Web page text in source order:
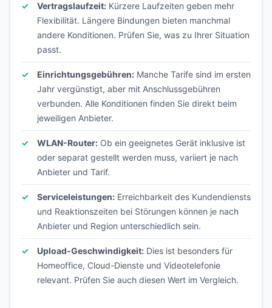
Vertragslaufzeit: Kürzere Laufzeiten geben mehr
Flexibilität. Längere Bindungen bieten manchmal
andere Konditionen. Prüfen Sie, was zu Ihrer Situation
passt.
Einrichtungsgebühren: Manche Tarife sind im ersten
Jahr vergünstigt, aber mit Anschlussgebühren
verbunden. Alle Konditionen finden Sie direkt beim
jeweiligen Anbieter.
WLAN-Router: Ob ein geeignetes Gerät inklusive ist
oder separat gestellt werden muss, variiert je nach
Anbieter und Tarif.
Serviceleistungen: Erreichbarkeit des Kundendiensts
und Reaktionszeiten bei Störungen können je nach
Anbieter und Region unterschiedlich sein.
Upload-Geschwindigkeit: Dies ist besonders für
Homeoffice, Cloud-Dienste und Videotelefonie
relevant. Prüfen Sie auch diesen Wert im Vergleich.